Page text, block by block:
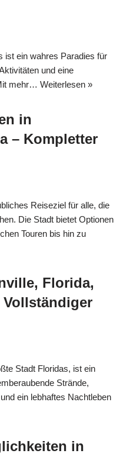
ist ein wahres Paradies für
und eine
mehr… Weiterlesen »
in
– Kompletter
Reiseziel für alle, die
Die Stadt bietet Optionen
Touren bis hin zu
Florida,
Stadt Floridas, ist ein
Strände,
ein lebhaftes Nachtleben
in